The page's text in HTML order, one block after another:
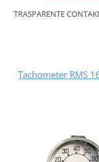
TRASPARENTE
Tachometer RMS